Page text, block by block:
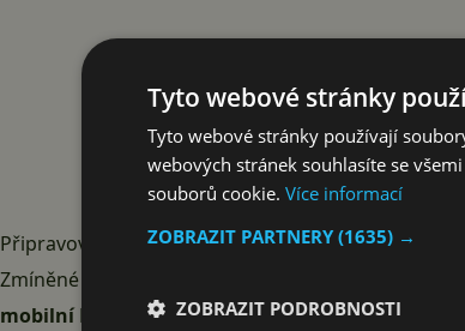
Připravované mobilní Need for Speed na prvním
Zmíněné video sice kvalitou zrovna neoplývá,
mobilní Need for Speed vypadat skvěle. Na
Tyto webové stránky
Tyto webové stránky používají
webových stránek souhlasíte se
souborů cookie. Více informací
ZOBRAZIT PARTNERY(1635) →
ZOBRAZIT PODROBNOSTI